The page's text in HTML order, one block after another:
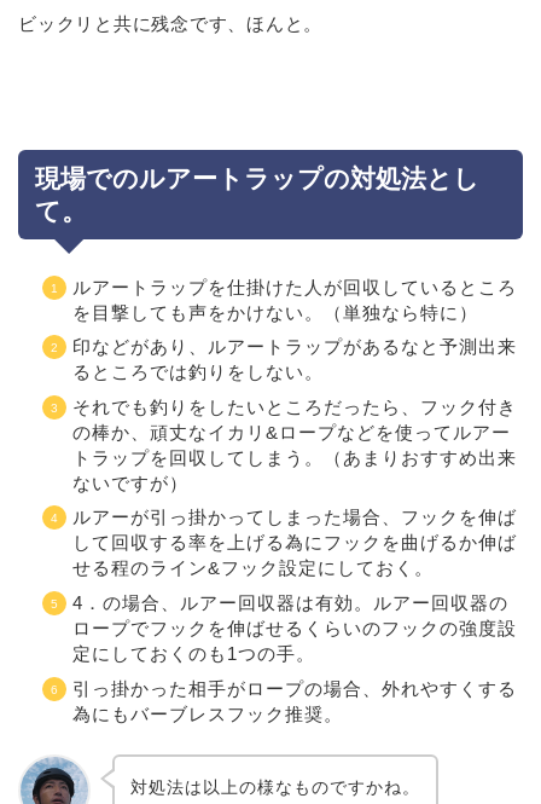
ビックリと共に残念です、ほんと。
現場でのルアートラップの対処法とし
て。
ルアートラップを仕掛けた人が回収しているところ
を目撃しても声をかけない。（単独なら特に）
印などがあり、ルアートラップがあるなと予測出来
るところでは釣りをしない。
それでも釣りをしたいところだったら、フック付き
の棒か、頑丈なイカリ&ロープなどを使ってルアー
トラップを回収してしまう。（あまりおすすめ出来
ないですが）
ルアーが引っ掛かってしまった場合、フックを伸ば
して回収する率を上げる為にフックを曲げるか伸ば
せる程のライン&フック設定にしておく。
4．の場合、ルアー回収器は有効。ルアー回収器の
ロープでフックを伸ばせるくらいのフックの強度設
定にしておくのも1つの手。
引っ掛かった相手がロープの場合、外れやすくする
為にもバーブレスフック推奨。
対処法は以上の様なものですかね。